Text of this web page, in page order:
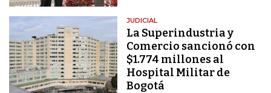
JUDICIAL
La Superindustria y
Comercio sancionó con
$1.774 millones al
Hospital Militar de
Bogotá